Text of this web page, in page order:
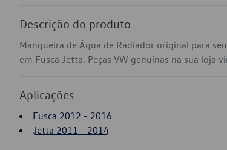
Descrição do produto
Mangueira de Água de Radiador original para
em Fusca Jetta. Peças VW genuínas na sua loja
Aplicações
Fusca 2012 - 2016
Jetta 2011 - 2014